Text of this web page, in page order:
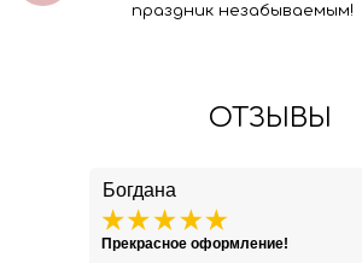
праздник незабываемым!
ОТЗЫВЫ
Богдана
Прекрасное оформление!